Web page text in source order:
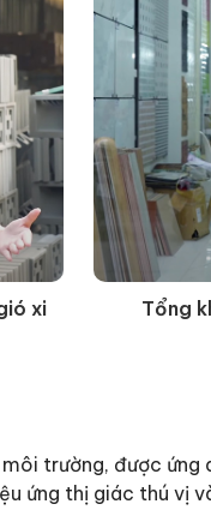
xi
Tổng
trường, được
ứng thị giác thú vị